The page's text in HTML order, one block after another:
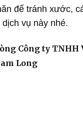
để tránh xước,
vụ này nhé.
Công ty TNHH
Long